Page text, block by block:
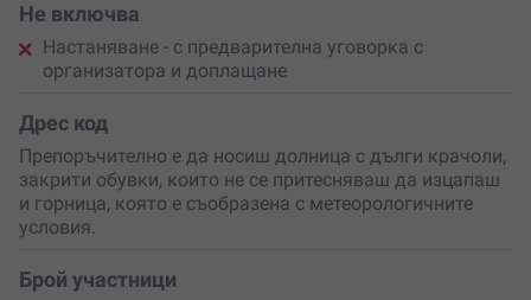
Не включва
Настаняване - с предварителна уговорка с
организатора и доплащане
Дрес код
Препоръчително е да носиш долница с дълги крачоли,
закрити обувки, които не се притесняваш да изцапаш
и горница, която е съобразена с метеорологичните
условия.
Брой участници